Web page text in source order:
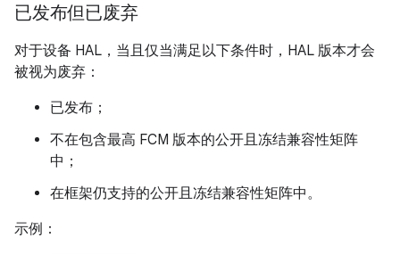
已发布但已废弃
对于设备 HAL，当且仅当满足以下条件时，HAL 版本才会
被视为废弃：
已发布；
不在包含最高 FCM 版本的公开且冻结兼容性矩阵
中；
在框架仍支持的公开且冻结兼容性矩阵中。
示例：